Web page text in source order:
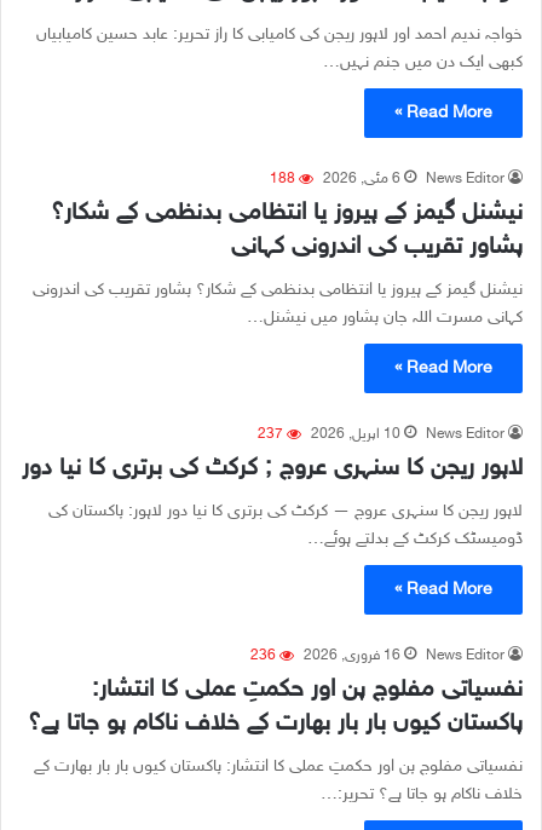
خواجہ ندیم احمد اور لاہور ریجن کی کامیابی کا راز تحریر: عابد حسین کامیابیاں
کبھی ایک دن میں جنم نہیں…
Read More »
News Editor 6 مئی, 2026 188
نیشنل گیمز کے ہیروز یا انتظامی بدنظمی کے شکار؟
پشاور تقریب کی اندرونی کہانی
نیشنل گیمز کے ہیروز یا انتظامی بدنظمی کے شکار؟ پشاور تقریب کی اندرونی
کہانی مسرت اللہ جان پشاور میں نیشنل…
Read More »
News Editor 10 اپریل, 2026 237
لاہور ریجن کا سنہری عروج ; کرکٹ کی برتری کا نیا دور
لاہور ریجن کا سنہری عروج — کرکٹ کی برتری کا نیا دور لاہور: پاکستان کی
ڈومیسٹک کرکٹ کے بدلتے ہوئے…
Read More »
News Editor 16 فروری, 2026 236
نفسیاتی مفلوج پن اور حکمتِ عملی کا انتشار:
پاکستان کیوں بار بار بھارت کے خلاف ناکام ہو جاتا ہے؟
نفسیاتی مفلوج پن اور حکمتِ عملی کا انتشار: پاکستان کیوں بار بار بھارت کے
خلاف ناکام ہو جاتا ہے؟ تحریر:…